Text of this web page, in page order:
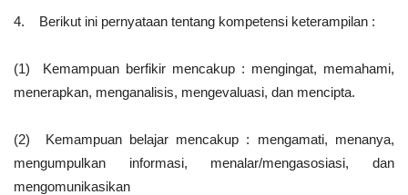
4. Berikut ini pernyataan tentang kompetensi keterampilan :
(1) Kemampuan berfikir mencakup : mengingat, memahami,
menerapkan, menganalisis, mengevaluasi, dan mencipta.
(2) Kemampuan belajar mencakup : mengamati, menanya,
mengumpulkan informasi, menalar/mengasosiasi, dan
mengomunikasikan